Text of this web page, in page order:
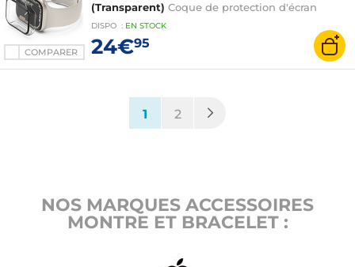
COMPARER
(Transparent) Coque de protection d'écran
antimicrobienne pour Apple Watch Series
9/8/7/SE 44/45 mm
DISPO : EN STOCK
24€95
1 (current)
2
NOS MARQUES ACCESSOIRES
MONTRE ET BRACELET :